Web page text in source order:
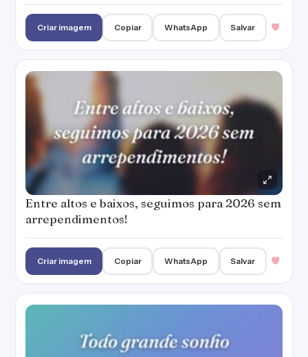
Criar imagem Copiar WhatsApp Salvar
Entre altos e baixos, seguimos para 2026 sem
arrependimentos!
Criar imagem Copiar WhatsApp Salvar